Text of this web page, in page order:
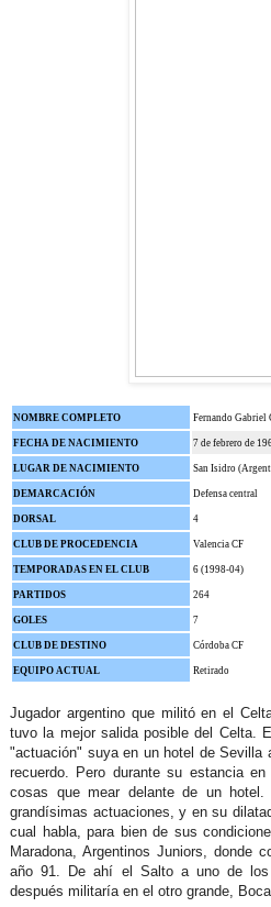
NOMBRE COMPLETO Fernando Gabriel
FECHA DE NACIMIENTO 7 de febrero de
LUGAR DE NACIMIENTO San Isidro
DEMARCACIÓN Defensa central
DORSAL 4
CLUB DE PROCEDENCIA Valencia CF
TEMPORADAS EN EL CLUB 6 (1998-04)
PARTIDOS 264
GOLES 7
CLUB DE DESTINO Córdoba CF
EQUIPO ACTUAL Retirado
Jugador argentino que militó en el
tuvo la mejor salida posible del Celta.
"actuación" suya en un hotel de Sevilla
recuerdo. Pero durante su estancia
cosas que mear delante de un
grandísimas actuaciones, y en su
cual habla, para bien de sus
Maradona, Argentinos Juniors, donde
año 91. De ahí el Salto a uno de los
después militaría en el otro grande,